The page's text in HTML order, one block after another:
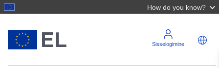
How do you know?
Sisselogimine